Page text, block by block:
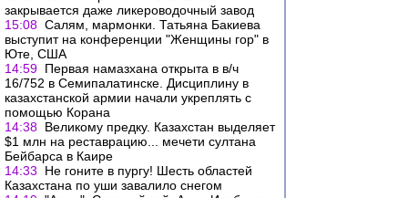
закрывается даже ликероводочный завод
15:08 Салям, мармонки. Татьяна Бакиева
выступит на конференции "Женщины гор" в
Юте, США
14:59 Первая намазхана открыта в в/ч
16/752 в Семипалатинске. Дисциплину в
казахстанской армии начали укреплять с
помощью Корана
14:38 Великому предку. Казахстан выделяет
$1 млн на реставрацию... мечети султана
Бейбарса в Каире
14:33
Не гоните в пургу! Шесть областей
Казахстана по уши завалило снегом